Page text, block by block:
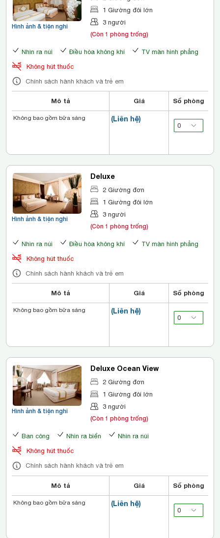
Hình ảnh & tiện nghi
1 Giường đôi lớn
3 người
(Còn 1 phòng trống)
Nhìn ra núi Điều hòa không khí
TV màn hình phẳng
Không hút thuốc
Chính sách hành khách và trẻ em
Mô tả Giá Số phòng
(Liên hệ)
Không bao gồm bữa sáng
Hình ảnh & tiện nghi
Deluxe
2 Giường đơn
1 Giường đôi lớn
3 người
(Còn 1 phòng trống)
Nhìn ra núi Điều hòa không khí
TV màn hình phẳng
Không hút thuốc
Chính sách hành khách và trẻ em
Mô tả Giá Số phòng
(Liên hệ)
Không bao gồm bữa sáng
Hình ảnh & tiện nghi
Deluxe Ocean View
2 Giường đơn
1 Giường đôi lớn
3 người
(Còn 1 phòng trống)
Ban công Nhìn ra biển
Nhìn ra núi
Không hút thuốc
Chính sách hành khách và trẻ em
Mô tả Giá Số phòng
(Liên hệ)
Không bao gồm bữa sáng